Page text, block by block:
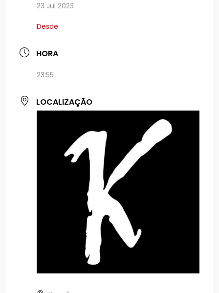
23 Jul 2023
Desde
HORA
23:55
LOCALIZAÇÃO